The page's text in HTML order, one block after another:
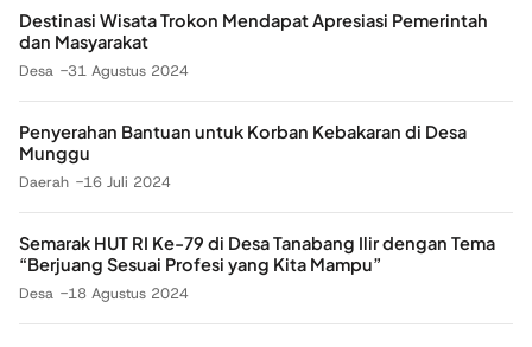
Destinasi Wisata Trokon Mendapat Apresiasi Pemerintah
dan Masyarakat
Desa 31 Agustus 2024
Penyerahan Bantuan untuk Korban Kebakaran di Desa
Munggu
Daerah 16 Juli 2024
Semarak HUT RI Ke-79 di Desa Tanabang Ilir dengan Tema
“Berjuang Sesuai Profesi yang Kita Mampu”
Desa 18 Agustus 2024